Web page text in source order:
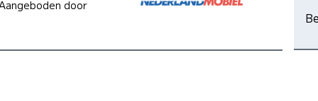
door